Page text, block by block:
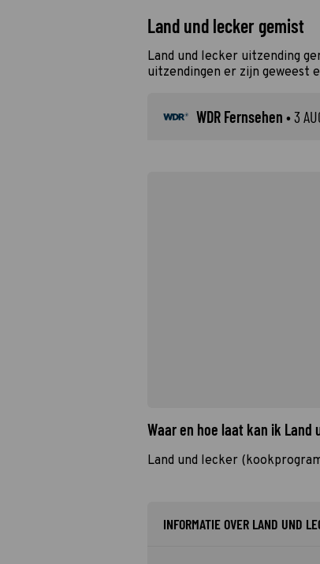
Land und lecker gemist
Land und lecker uitzending
uitzendingen er zijn geweest
WDR Fernsehen •3
Waar en hoe laat kan ik
Land und lecker
INFORMATIE OVER LAND UND